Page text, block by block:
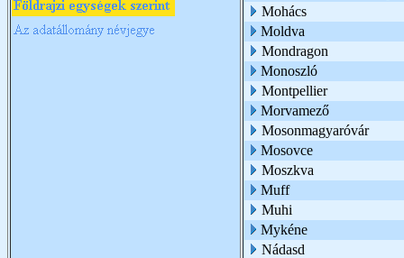
Mohács
Moldva
Mondragon
Monoszló
Montpellier
Morvamező
Mosonmagyaróvár
Mosovce
Moszkva
Muff
Muhi
Mykéne
Nádasd